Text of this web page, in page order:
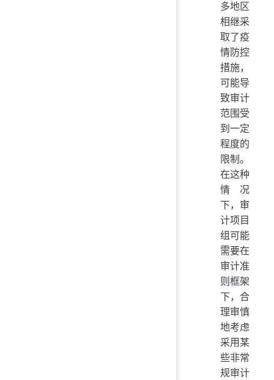
多地区
相继采
取了疫
情防控
措施，
可能导
致审计
范围受
到一定
程度的
限制。
在这种
情况
下，审
计项目
组可能
需要在
审计准
则框架
下，合
理审慎
地考虑
采用某
些非常
规审计